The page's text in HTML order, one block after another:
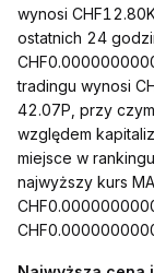
wynosi
ostatnich 24
tradingu wynosi
42.07P, przy
względem
miejsce w
najwyższy kurs